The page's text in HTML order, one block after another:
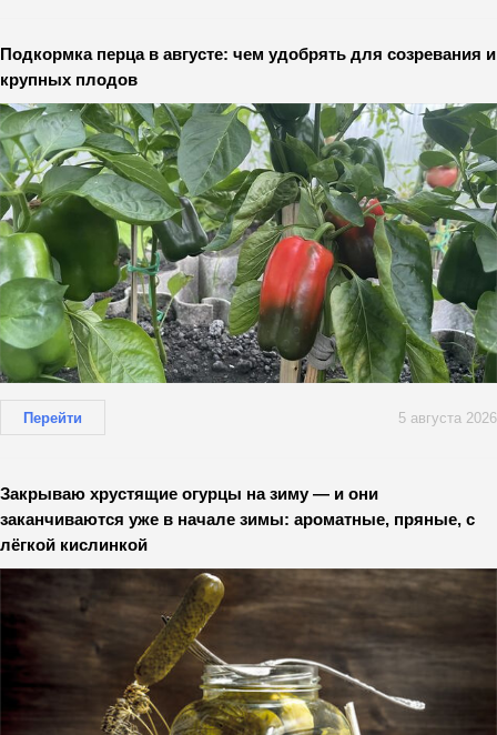
Подкормка перца в августе: чем удобрять для созревания и
крупных плодов
Перейти 5 августа 2026
Закрываю хрустящие огурцы на зиму — и они
заканчиваются уже в начале зимы: ароматные, пряные, с
лёгкой кислинкой